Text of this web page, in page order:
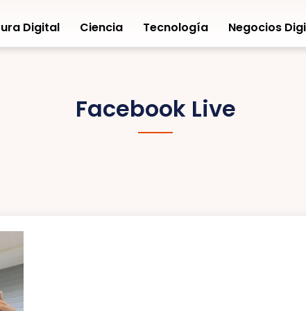
Digital Ciencia Tecnología Negocios
Facebook Live